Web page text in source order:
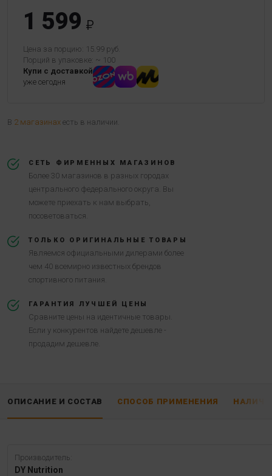
1 599
Цена за порцию: 15.99 руб.
Порций в упаковке: ~ 100
Купи с доставкой
уже сегодня
В 2 магазинах есть в наличии.
СЕТЬ ФИРМЕННЫХ МАГАЗИНОВ
Более 30 магазинов в разных городах
центрального федерального округа. Вы
можете приехать к нам выбрать,
посоветоваться.
ТОЛЬКО ОРИГИНАЛЬНЫЕ ТОВАРЫ
Являемся официальными дилерами более
чем 40 всемирно известных брендов
спортивного питания.
ГАРАНТИЯ ЛУЧШЕЙ ЦЕНЫ
Сравните цены на идентичные товары.
Если у конкурентов найдете дешевле -
продадим дешевле.
ОПИСАНИЕ И СОСТАВ СПОСОБ ПРИМЕНЕНИЯ
Производитель:
DY Nutrition